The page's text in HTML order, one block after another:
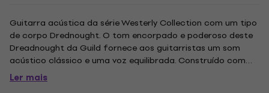
Guitarra acústica da série Westerly Collection com um tipo
de corpo Drednought. O tom encorpado e poderoso deste
Dreadnought da Guild fornece aos guitarristas um som
acústico clássico e uma voz equilibrada. Construído com
topo, dormitório e laterais de mogno africano sólido, o D-
120CE também possui um corte elegante para acesso a
Ler mais